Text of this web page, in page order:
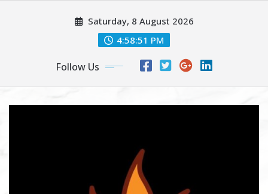
Saturday, 8 August 2026
4:58:53 PM
Follow Us